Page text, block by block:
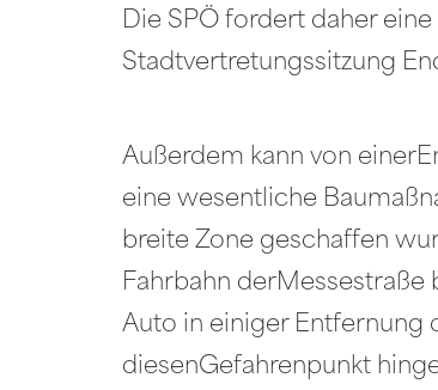
Die SPÖ fordert daher
Stadtvertretungssitzung
Außerdem kann von
eine wesentliche
breite Zone geschaffen
Fahrbahn
Auto in einiger Entfernung
diesenGefahrenpunkt